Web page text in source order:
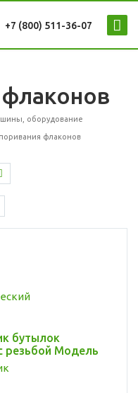
+7 (800) 511-36-07
оборудование
флаконов
бутылок
резьбой Модель